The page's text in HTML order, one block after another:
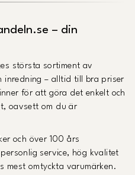
– din
största sortiment av
inredning – alltid till bra priser
för att göra det enkelt och
oavsett om du är
och över 100 års
service, hög kvalitet
mest omtyckta varumärken.